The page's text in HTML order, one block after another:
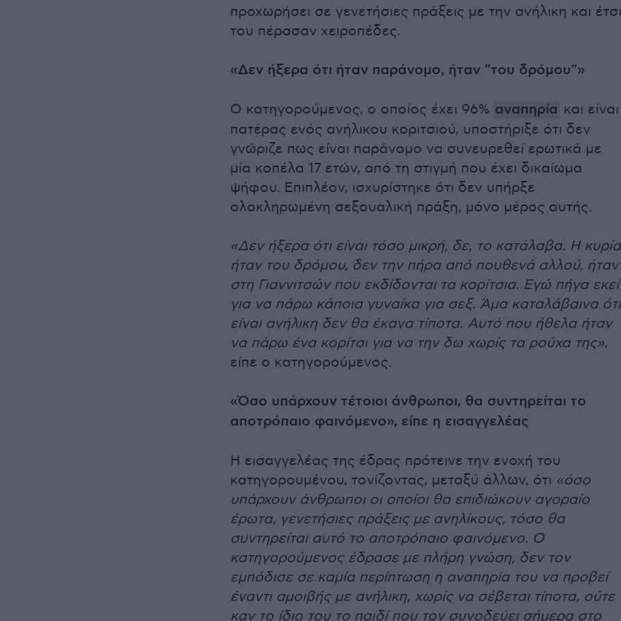
προχωρήσει σε γενετήσιες πράξεις με την ανήλικη και έτσι
του πέρασαν χειροπέδες.
«Δεν ήξερα ότι ήταν παράνομο, ήταν "του δρόμου"»
Ο κατηγορούμενος, ο οποίος έχει 96% αναπηρία και είναι
πατέρας ενός ανήλικου κοριτσιού, υποστήριξε ότι δεν
γνώριζε πως είναι παράνομο να συνευρεθεί ερωτικά με
μία κοπέλα 17 ετών, από τη στιγμή που έχει δικαίωμα
ψήφου. Επιπλέον, ισχυρίστηκε ότι δεν υπήρξε
ολοκληρωμένη σεξουαλική πράξη, μόνο μέρος αυτής.
«Δεν ήξερα ότι είναι τόσο μικρή, δε, το κατάλαβα. Η κυρία
ήταν του δρόμου, δεν την πήρα από πουθενά αλλού, ήταν
στη Γιαννιτσών που εκδίδονται τα κορίτσια. Εγώ πήγα εκεί
για να πάρω κάποια γυναίκα για σεξ. Άμα καταλάβαινα ότι
είναι ανήλικη δεν θα έκανα τίποτα. Αυτό που ήθελα ήταν
να πάρω ένα κορίτσι για να την δω χωρίς τα ρούχα της»,
είπε ο κατηγορούμενος.
«Όσο υπάρχουν τέτοιοι άνθρωποι, θα συντηρείται το
αποτρόπαιο φαινόμενο», είπε η εισαγγελέας
Η εισαγγελέας της έδρας πρότεινε την ενοχή του
κατηγορουμένου, τονίζοντας, μεταξύ άλλων, ότι «όσο
υπάρχουν άνθρωποι οι οποίοι θα επιδιώκουν αγοραίο
έρωτα, γενετήσιες πράξεις με ανηλίκους, τόσο θα
συντηρείται αυτό το αποτρόπαιο φαινόμενο. Ο
κατηγορούμενος έδρασε με πλήρη γνώση, δεν τον
εμπόδισε σε καμία περίπτωση η αναπηρία του να προβεί
έναντι αμοιβής με ανήλικη, χωρίς να σέβεται τίποτα, ούτε
καν το ίδιο του το παιδί που τον συνοδεύει σήμερα στο